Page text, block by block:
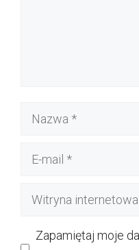
Nazwa
Witryna
Zapamiętaj moje